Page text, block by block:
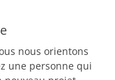
nous orientons
une personne qui